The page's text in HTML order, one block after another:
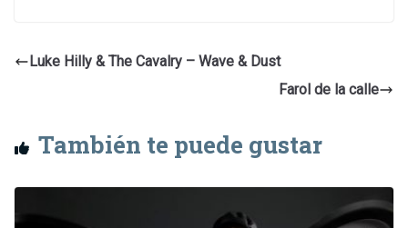
Luke Hilly & The Cavalry – Wave & Dust
Farol de la calle
También te puede gustar